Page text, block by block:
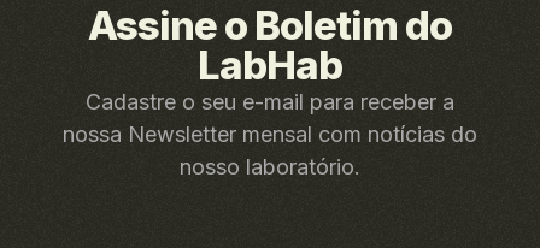
Assine o Boletim do
LabHab
Cadastre o seu e-mail para receber a
nossa Newsletter mensal com notícias do
nosso laboratório.